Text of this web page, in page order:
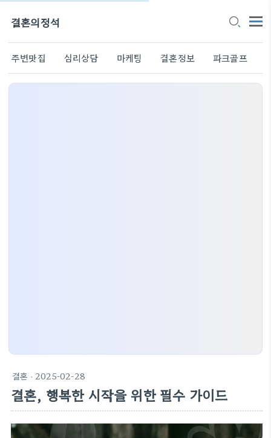
결혼의정석
주변맛집 심리상담 마케팅 결혼정보 파크골프
결혼 · 2025-02-28
결혼, 행복한 시작을 위한 필수 가이드